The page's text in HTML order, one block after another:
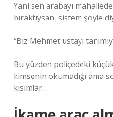
Yani sen arabayı
bıraktıysan, sistem şöyle
“Biz Mehmet ustayı
Bu yüzden poliçedeki
kimsenin okumadığı ama
kısımlar…